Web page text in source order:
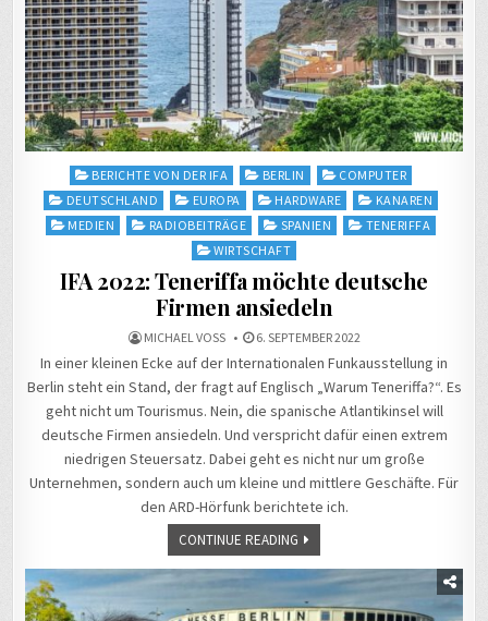
Posted
in
BERICHTE VON DER IFA BERLIN
COMPUTER
DEUTSCHLAND
EUROPA HARDWARE
KANAREN
MEDIEN
RADIOBEITRÄGE SPANIEN
TENERIFFA
WIRTSCHAFT
IFA 2022: Teneriffa möchte deutsche
Firmen ansiedeln
MICHAEL VOSS 6. SEPTEMBER 2022
In einer kleinen Ecke auf der Internationalen Funkausstellung in
Berlin steht ein Stand, der fragt auf Englisch „Warum Teneriffa?“. Es
geht nicht um Tourismus. Nein, die spanische Atlantikinsel will
deutsche Firmen ansiedeln. Und verspricht dafür einen extrem
niedrigen Steuersatz. Dabei geht es nicht nur um große
Unternehmen, sondern auch um kleine und mittlere Geschäfte. Für
den ARD-Hörfunk berichtete ich.
CONTINUE READING